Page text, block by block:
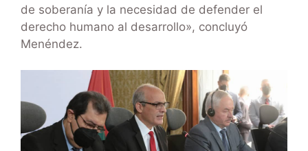
de soberanía y la necesidad de defender el
derecho humano al desarrollo», concluyó
Menéndez.